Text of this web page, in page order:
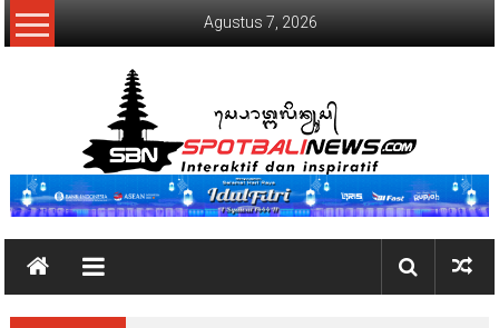
Lompat
ke
Agustus 7, 2026
SpotBaliNews